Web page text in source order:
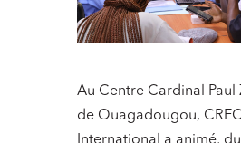
Au Centre Cardinal Paul
de Ouagadougou, CREC